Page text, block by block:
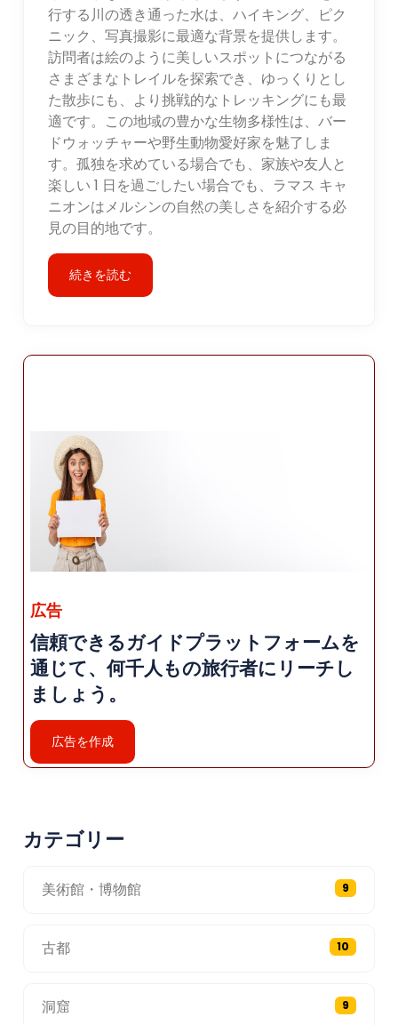
行する川の透き通った水は、ハイキング、ピク
ニック、写真撮影に最適な背景を提供します。
訪問者は絵のように美しいスポットにつながる
さまざまなトレイルを探索でき、ゆっくりとし
た散歩にも、より挑戦的なトレッキングにも最
適です。この地域の豊かな生物多様性は、バー
ドウォッチャーや野生動物愛好家を魅了しま
す。孤独を求めている場合でも、家族や友人と
楽しい 1 日を過ごしたい場合でも、ラマス キャ
ニオンはメルシンの自然の美しさを紹介する必
見の目的地です。
続きを読む
広告
信頼できるガイドプラットフォームを
通じて、何千人もの旅行者にリーチし
ましょう。
広告を作成
カテゴリー
美術館・博物館 9
古都 10
洞窟 9